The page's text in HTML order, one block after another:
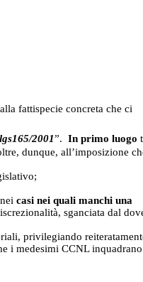
fattispecie concreta che ci
2001”. In primo luogo
dunque, all’imposizione
nei casi nei quali manchi una
sganciata dal
privilegiando
i medesimi CCNL